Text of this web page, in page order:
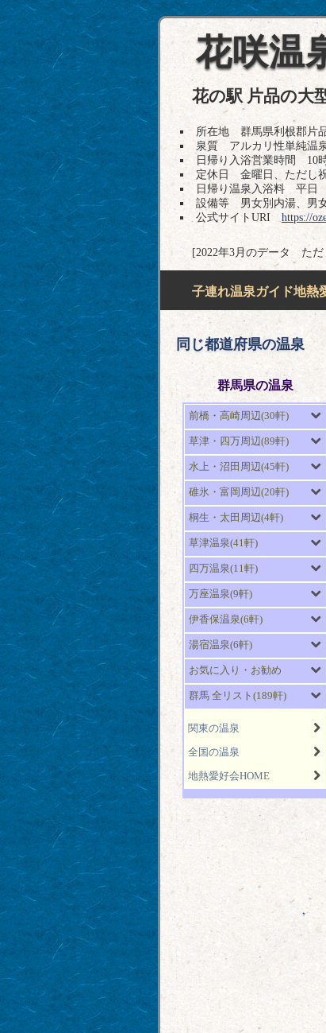
花咲温
花の駅 片品の大
所在地 群馬県利根郡片
泉質 アルカリ性単純温
日帰り入浴営業時間 10
定休日 金曜日、ただし
日帰り温泉入浴料 平日
設備等 男女別内湯、男
公式サイトURI https://
[2022年3月のデータ ただ
子連れ温泉ガイド地熱
同じ都道府県の温泉